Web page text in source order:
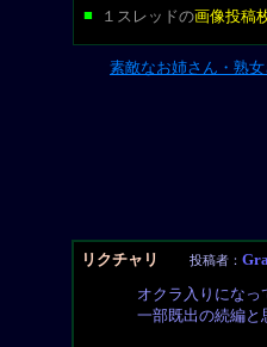
■
１スレッドの画像投稿
素敵なお姉さん・熟
リクチャリ 投稿者：
オクラ入りになっ
一部既出の続編と